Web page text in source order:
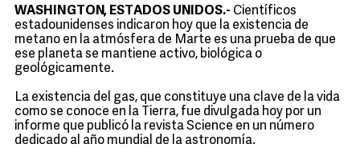
WASHINGTON, ESTADOS UNIDOS.- Científicos
estadounidenses indicaron hoy que la existencia de
metano en la atmósfera de Marte es una prueba de que
ese planeta se mantiene activo, biológica o
geológicamente.
La existencia del gas, que constituye una clave de la vida
como se conoce en la Tierra, fue divulgada hoy por un
informe que publicó la revista Science en un número
dedicado al año mundial de la astronomía.